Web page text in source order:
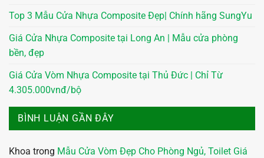
Top 3 Mẫu Cửa Nhựa Composite Đẹp| Chính hãng SungYu
Giá Cửa Nhựa Composite tại Long An | Mẫu cửa phòng
bền, đẹp
Giá Cửa Vòm Nhựa Composite tại Thủ Đức | Chỉ Từ
4.305.000vnđ/bộ
BÌNH LUẬN GẦN ĐÂY
Khoa trong Mẫu Cửa Vòm Đẹp Cho Phòng Ngủ, Toilet Giá